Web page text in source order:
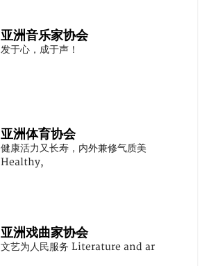
亚洲音乐家协会
发于心，成于声！
亚洲体育协会
健康活力又长寿，内外兼修气质美
Healthy,
亚洲戏曲家协会
文艺为人民服务 Literature and ar